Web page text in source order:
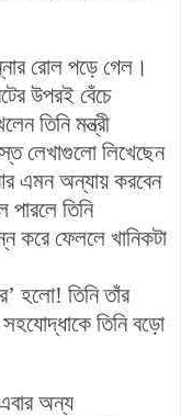
রোল পড়ে গেল।
উপরই বেঁচে
তিনি মন্ত্রী
লেখাগুলো লিখেছেন
এমন অন্যায় করবেন
তিনি
করে ফেললে খানিকটা
হলো! তিনি তাঁর
তিনি বড়ো
অন্য